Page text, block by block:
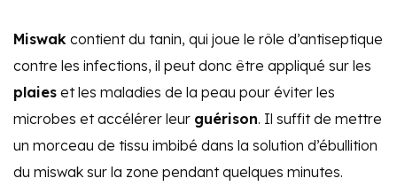
Miswak contient du tanin, qui joue le rôle d’antiseptique
contre les infections, il peut donc être appliqué sur les
plaies et les maladies de la peau pour éviter les
microbes et accélérer leur guérison. Il suffit de mettre
un morceau de tissu imbibé dans la solution d’ébullition
du miswak sur la zone pendant quelques minutes.